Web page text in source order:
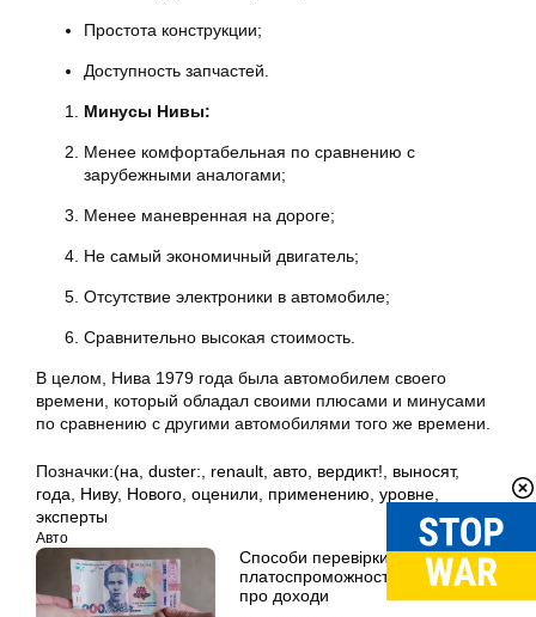
Простота конструкции;
Доступность запчастей.
Минусы Нивы:
Менее комфортабельная по сравнению с
зарубежными аналогами;
Менее маневренная на дороге;
Не самый экономичный двигатель;
Отсутствие электроники в автомобиле;
Сравнительно высокая стоимость.
В целом, Нива 1979 года была автомобилем своего
времени, который обладал своими плюсами и минусами
по сравнению с другими автомобилями того же времени.
Позначки:(на duster: renault авто вердикт! выносят,
года
Ниву, Нового оценили применению уровне
эксперты
Авто
Способи перевірки
платоспроможності без довідки
про доходи